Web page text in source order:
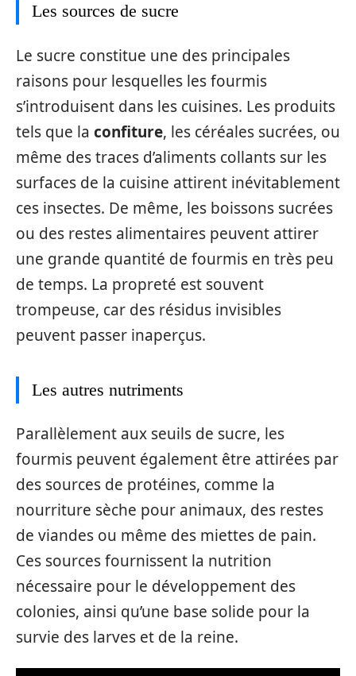
Les sources de sucre
Le sucre constitue une des principales
raisons pour lesquelles les fourmis
s’introduisent dans les cuisines. Les produits
tels que la confiture, les céréales sucrées, ou
même des traces d’aliments collants sur les
surfaces de la cuisine attirent inévitablement
ces insectes. De même, les boissons sucrées
ou des restes alimentaires peuvent attirer
une grande quantité de fourmis en très peu
de temps. La propreté est souvent
trompeuse, car des résidus invisibles
peuvent passer inaperçus.
Les autres nutriments
Parallèlement aux seuils de sucre, les
fourmis peuvent également être attirées par
des sources de protéines, comme la
nourriture sèche pour animaux, des restes
de viandes ou même des miettes de pain.
Ces sources fournissent la nutrition
nécessaire pour le développement des
colonies, ainsi qu’une base solide pour la
survie des larves et de la reine.